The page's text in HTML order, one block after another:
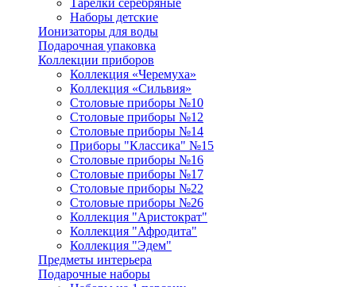
Тарелки серебряные
Наборы детские
Ионизаторы для воды
Подарочная упаковка
Коллекции приборов
Коллекция «Черемуха»
Коллекция «Сильвия»
Столовые приборы №10
Столовые приборы №12
Столовые приборы №14
Приборы "Классика" №15
Столовые приборы №16
Столовые приборы №17
Столовые приборы №22
Столовые приборы №26
Коллекция "Аристократ"
Коллекция "Афродита"
Коллекция "Эдем"
Предметы интерьера
Подарочные наборы